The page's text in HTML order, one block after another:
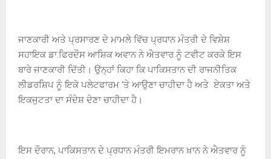
ਜਾਣਕਾਰੀ ਅਤੇ ਪ੍ਰਸਾਰਣ ਦੇ ਮਾਮਲੇ ਵਿੱਚ ਪ੍ਰਧਾਨ ਮੰਤਰੀ ਦੇ ਵਿਸ਼ੇਸ਼
ਸਹਾਇਕ ਡਾ.ਫਿਰਦੌਸ ਆਸ਼ਿਕ ਅਵਾਨ ਨੇ ਐਤਵਾਰ ਨੂੰ ਟਵੀਟ ਕਰਕੇ ਇਸ
ਬਾਰੇ ਜਾਣਕਾਰੀ ਦਿੱਤੀ। ਉਨ੍ਹਾਂ ਕਿਹਾ ਕਿ ਪਾਕਿਸਤਾਨ ਦੀ ਰਾਜਨੀਤਿਕ
ਲੀਡਰਸ਼ਿਪ ਨੂੰ ਇਕੋ ਪਲੇਟਫਾਰਮ ‘ਤੇ ਆਉਣਾ ਚਾਹੀਦਾ ਹੈ ਅਤੇ ਏਕਤਾ ਅਤੇ
ਇਕਜੁਟਤਾ ਦਾ ਸੰਦੇਸ਼ ਦੇਣਾ ਚਾਹੀਦਾ ਹੈ।
ਇਸ ਦੌਰਾਨ, ਪਾਕਿਸਤਾਨ ਦੇ ਪ੍ਰਧਾਨ ਮੰਤਰੀ ਇਮਰਾਨ ਖ਼ਾਨ ਨੇ ਐਤਵਾਰ ਨੂੰ